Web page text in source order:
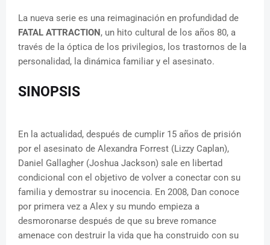
La nueva serie es una reimaginación en profundidad de
FATAL ATTRACTION, un hito cultural de los años 80, a
través de la óptica de los privilegios, los trastornos de la
personalidad, la dinámica familiar y el asesinato.
SINOPSIS
En la actualidad, después de cumplir 15 años de prisión
por el asesinato de Alexandra Forrest (Lizzy Caplan),
Daniel Gallagher (Joshua Jackson) sale en libertad
condicional con el objetivo de volver a conectar con su
familia y demostrar su inocencia. En 2008, Dan conoce
por primera vez a Alex y su mundo empieza a
desmoronarse después de que su breve romance
amenace con destruir la vida que ha construido con su